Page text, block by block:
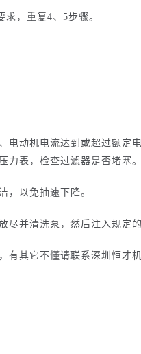
，重复4、5步骤。
电动机电流达到或超过额定
力表，检查过滤器是否堵塞
，以免抽速下降。
尽并清洗泵，然后注入规定
有其它不懂请联系深圳恒才